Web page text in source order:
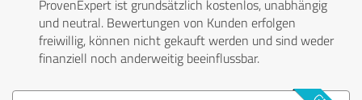
ProvenExpert ist grundsätzlich kostenlos, unabhängig
und neutral. Bewertungen von Kunden erfolgen
freiwillig, können nicht gekauft werden und sind weder
finanziell noch anderweitig beeinflussbar.